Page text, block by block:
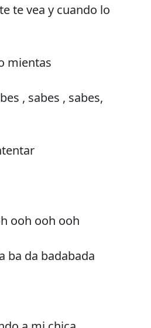
te vea y cuando lo
mientas
, sabes , sabes,
ooh ooh ooh
ba da badabada